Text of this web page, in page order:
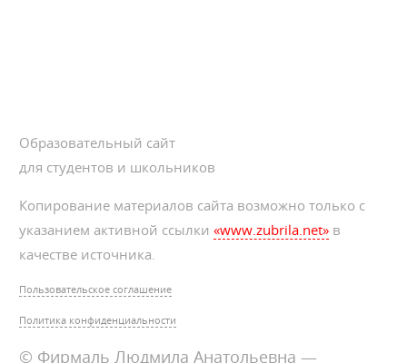
Образовательный сайт
для студентов и школьников
Копирование материалов сайта возможно только с
указанием активной ссылки«www.zubrila.net» в
качестве источника.
Пользовательское соглашение
Политика конфиденциальности
© Фирмаль Людмила Анатольевна —